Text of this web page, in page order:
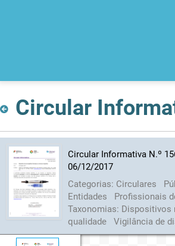
Circular Informativa N.º
06/12/2017
Categorias: Circulares
Entidades
Profissionais
Taxonomias: Dispositivos
qualidade
Vigilância de